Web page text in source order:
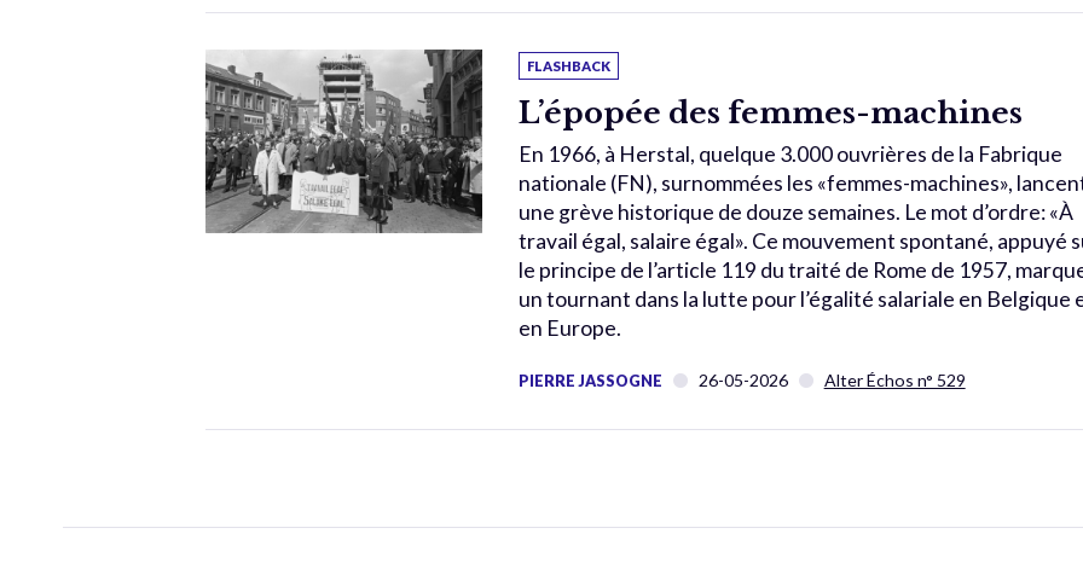
FLASHBACK
L’épopée des femmes-machines
En 1966, à Herstal, quelque 3.000 ouvrières de la Fabrique
nationale (FN), surnommées les «femmes-machines»,
une grève historique de douze semaines. Le mot d’ordre: «À
travail égal, salaire égal». Ce mouvement spontané, appuyé
le principe de l’article 119 du traité de Rome de 1957,
un tournant dans la lutte pour l’égalité salariale en Belgique
en Europe.
PIERRE JASSOGNE 26-05-2026 Alter Échos n° 529